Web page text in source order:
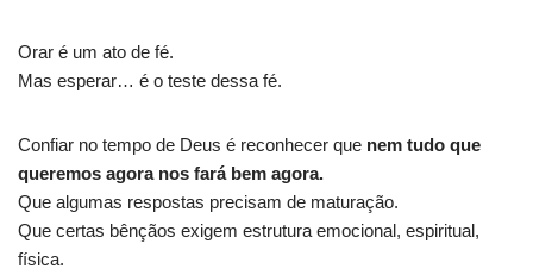
Orar é um ato de fé.
Mas esperar… é o teste dessa fé.
Confiar no tempo de Deus é reconhecer que nem tudo que
queremos agora nos fará bem agora.
Que algumas respostas precisam de maturação.
Que certas bênçãos exigem estrutura emocional, espiritual,
física.